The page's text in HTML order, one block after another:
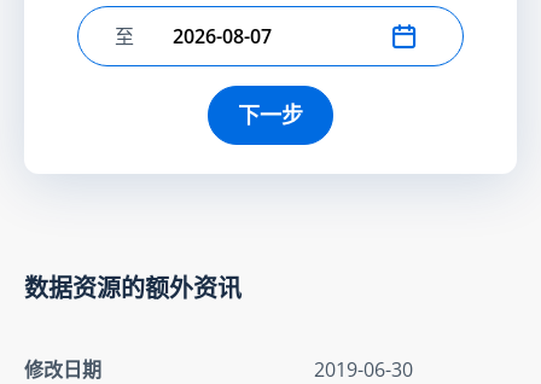
选择结束日期
至
下一步
数据资源的额外资讯
修改日期
2019-06-30